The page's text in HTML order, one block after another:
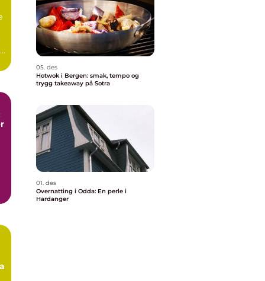
05. des
Hotwok i Bergen: smak, tempo og
trygg takeaway på Sotra
01. des
Overnatting i Odda: En perle i
Hardanger